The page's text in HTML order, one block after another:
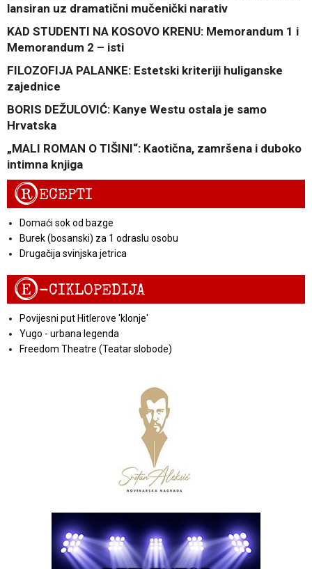
lansiran uz dramatični mučenički narativ
KAD STUDENTI NA KOSOVO KRENU: Memorandum 1 i
Memorandum 2 – isti
FILOZOFIJA PALANKE: Estetski kriteriji huliganske
zajednice
BORIS DEŽULOVIĆ: Kanye Westu ostala je samo
Hrvatska
„MALI ROMAN O TIŠINI“: Kaotična, zamršena i duboko
intimna knjiga
RECEPTI
Domaći sok od bazge
Burek (bosanski) za 1 odraslu osobu
Drugačija svinjska jetrica
E-CIKLOPEDIJA
Povijesni put Hitlerove 'klonje'
Yugo - urbana legenda
Freedom Theatre (Teatar slobode)